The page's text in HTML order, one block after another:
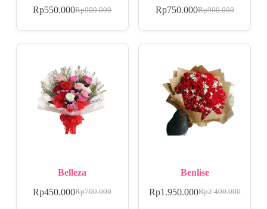
Rp900.000
Rp550.000 Rp900.000
Rp750.000
Belleza
Rp700.000
Rp450.000
Benlise
Rp2.400.000
Rp1.950.000